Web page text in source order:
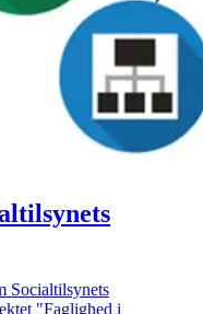
Socialtilsynets
"Faglighed i